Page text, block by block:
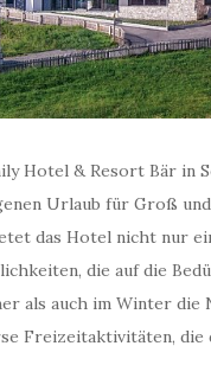
Hotel & Resort Bär in
Urlaub für Groß
das Hotel nicht nur
die auf die
als auch im Winter
Freizeitaktivitäten, die